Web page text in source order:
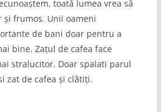
toată lumea vrea să
frumos. Unii oameni
de bani doar pentru a
bine. Zațul de cafea face
stralucitor. Doar spalati parul
zat de cafea și clătiți.